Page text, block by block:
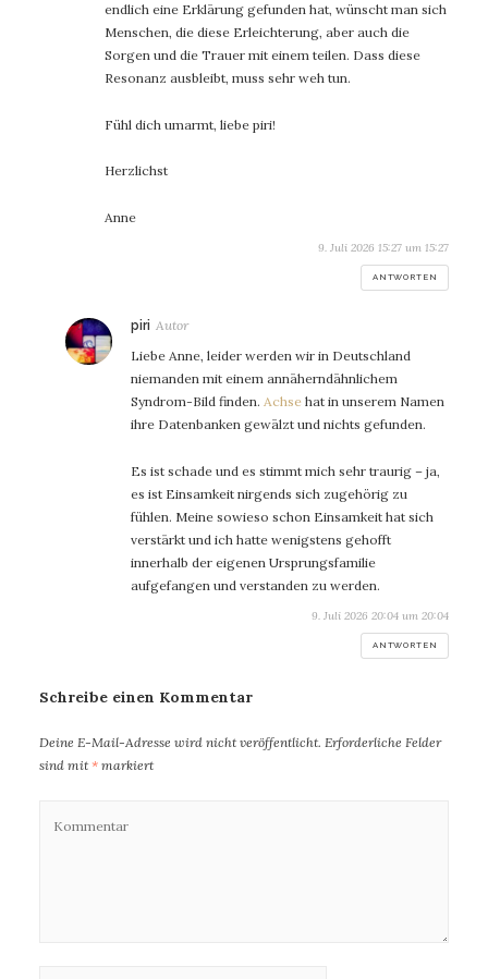
endlich eine Erklärung gefunden hat, wünscht man sich
Menschen, die diese Erleichterung, aber auch die
Sorgen und die Trauer mit einem teilen. Dass diese
Resonanz ausbleibt, muss sehr weh tun.
Fühl dich umarmt, liebe piri!
Herzlichst
Anne
9. Juli 2026 15:27 um 15:27
ANTWORTEN
piri sagt:
Liebe Anne, leider werden wir in Deutschland
niemanden mit einem annäherndähnlichem
Syndrom-Bild finden. Achse hat in unserem Namen
ihre Datenbanken gewälzt und nichts gefunden.
Es ist schade und es stimmt mich sehr traurig – ja,
es ist Einsamkeit nirgends sich zugehörig zu
fühlen. Meine sowieso schon Einsamkeit hat sich
verstärkt und ich hatte wenigstens gehofft
innerhalb der eigenen Ursprungsfamilie
aufgefangen und verstanden zu werden.
9. Juli 2026 20:04 um 20:04
ANTWORTEN
Schreibe einen Kommentar
Deine E-Mail-Adresse wird nicht veröffentlicht. Erforderliche Felder
sind mit* markiert